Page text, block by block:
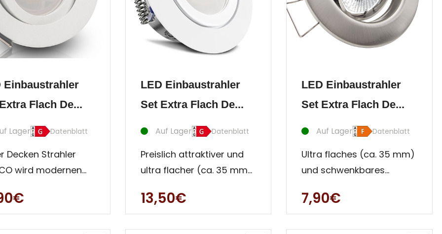
Einbaustrahler
Flach De...
Lager Datenblatt
Decken Strahler
wird modernen
Ultra flaches (c
LED Einbaustrahler
Set Extra Flach De...
Auf Lager Datenblatt
Preislich attraktiver und
ultra flacher (ca. 35 mm)
Decken Strahler. Diese
Einbau
13,50€
LED Einbaustrahler
Set Extra Flach De...
Auf Lager Datenblatt
Ultra flaches (ca. 35 mm)
und schwenkbares
solide verarbeitet,
gradlinig und
7,90€